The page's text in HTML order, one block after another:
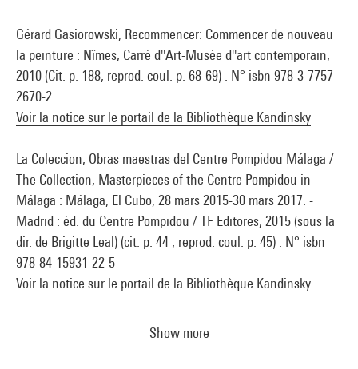
Gérard Gasiorowski, Recommencer: Commencer de nouveau
la peinture : Nîmes, Carré d''Art-Musée d''art contemporain,
2010 (Cit. p. 188, reprod. coul. p. 68-69) . N° isbn 978-3-7757-
2670-2
Voir la notice sur le portail de la Bibliothèque Kandinsky
La Coleccion, Obras maestras del Centre Pompidou Málaga /
The Collection, Masterpieces of the Centre Pompidou in
Málaga : Málaga, El Cubo, 28 mars 2015-30 mars 2017. -
Madrid : éd. du Centre Pompidou / TF Editores, 2015 (sous la
dir. de Brigitte Leal) (cit. p. 44 ; reprod. coul. p. 45) . N° isbn
978-84-15931-22-5
Voir la notice sur le portail de la Bibliothèque Kandinsky
Show more